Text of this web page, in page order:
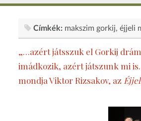
Címkék: makszim gorkij éjjeli
„…azért játsszuk el Gorkij
imádkozik, azért játszunk mi
mondja Viktor Rizsakov, az